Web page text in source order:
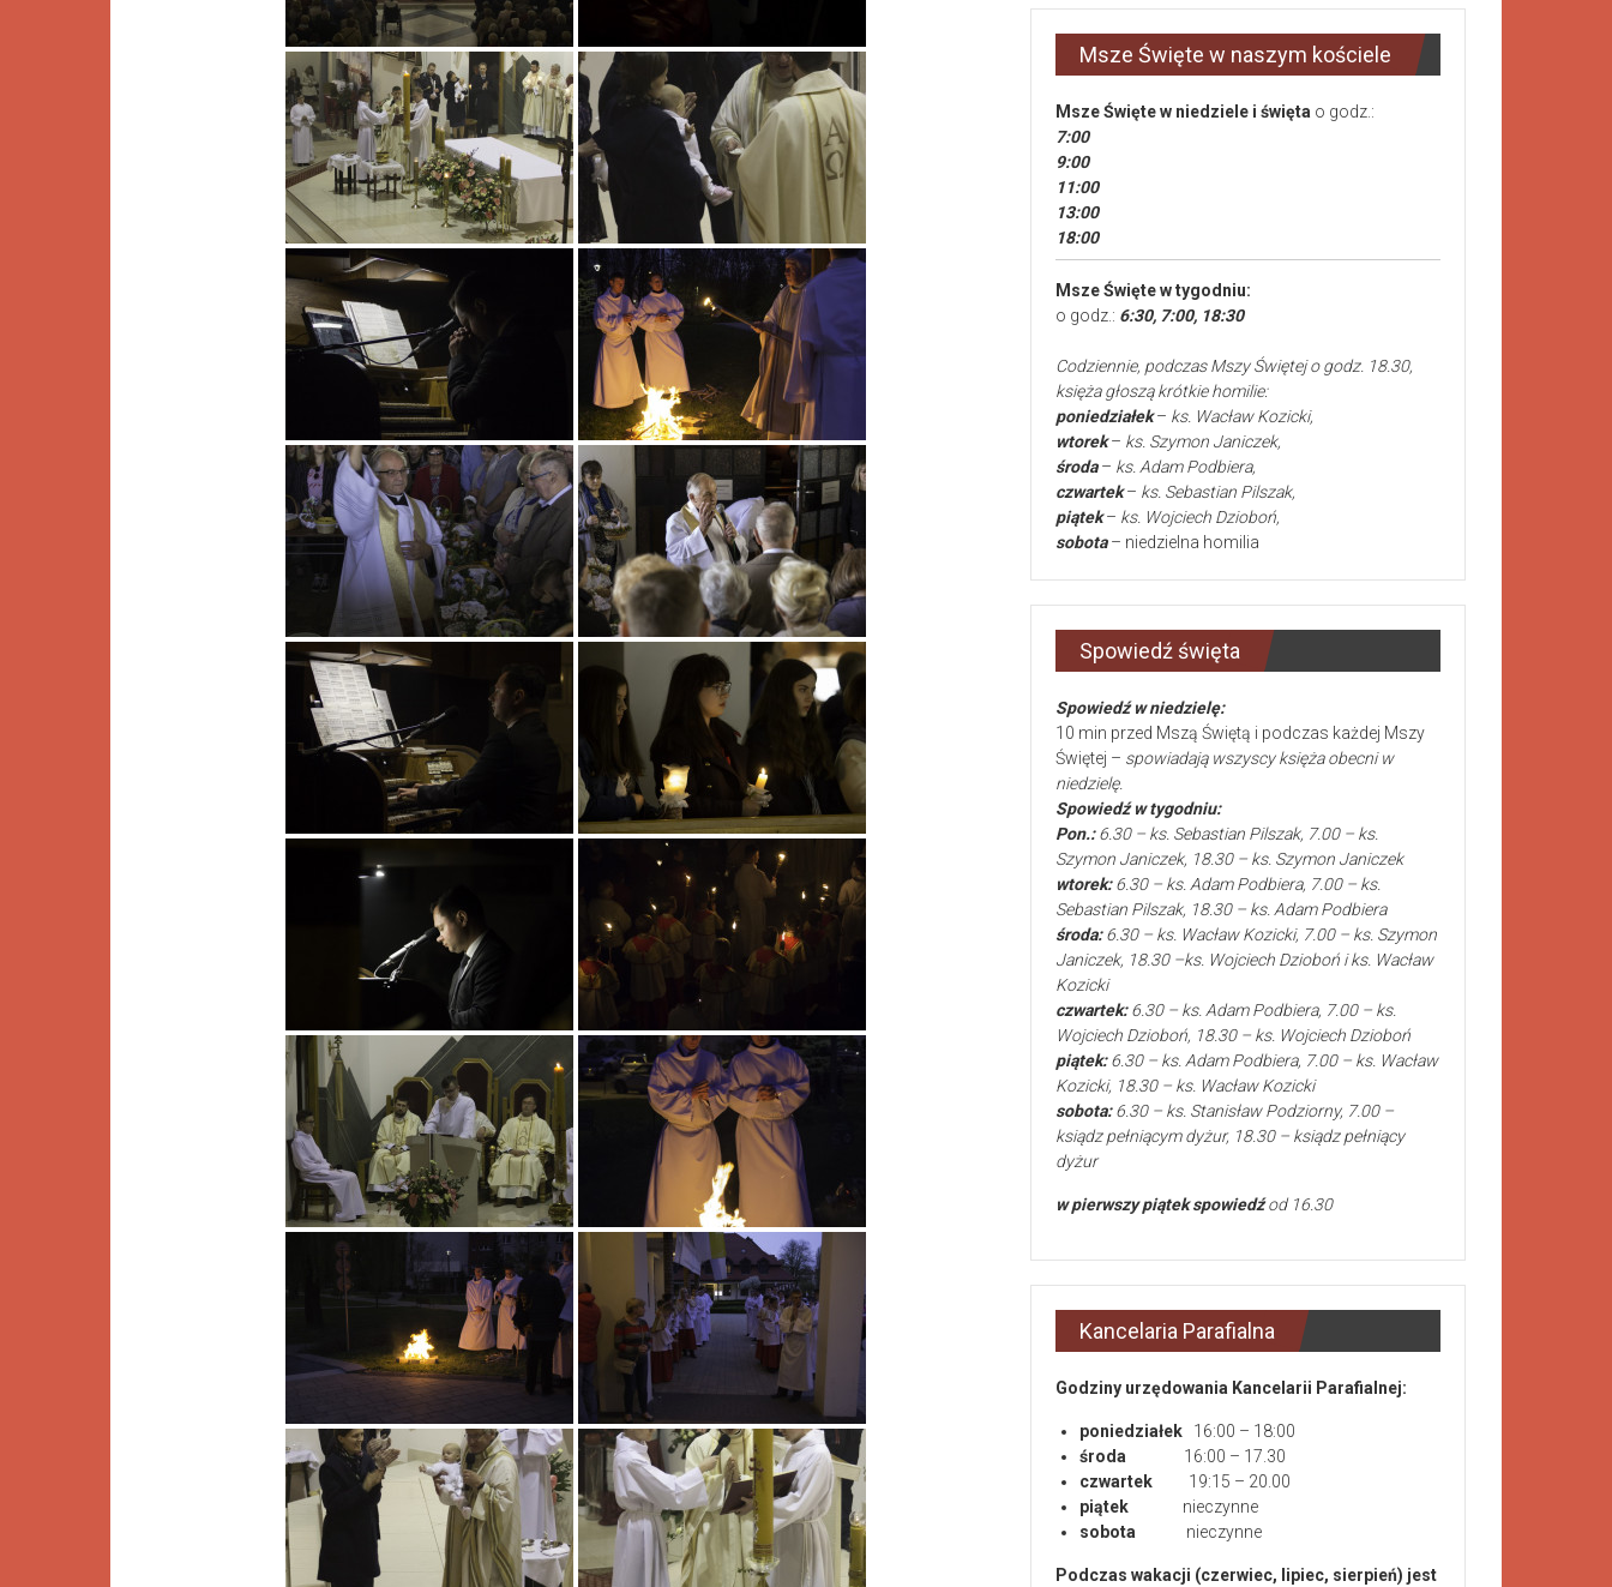
Msze Święte w naszym kościele
Msze Świętew niedziele i święta o godz.:
7:00
9:00
11:00
13:00
18:00
Msze Święte w tygodniu:
o godz.: 6:30, 7:00, 18:30
Codziennie, podczas Mszy Świętej o godz. 18.30,
księża głoszą krótkie homilie:
poniedziałek– ks. Wacław Kozicki,
wtorek– ks. Szymon Janiczek,
środa– ks. Adam Podbiera,
czwartek– ks. Sebastian Pilszak,
piątek– ks. Wojciech Dzioboń,
sobota– niedzielna homilia
Spowiedź święta
Spowiedź w niedzielę:
10 min przed Mszą Świętą i podczas każdej Mszy
Świętej – spowiadają wszyscy księża obecni w
niedzielę.
Spowiedź w tygodniu:
Pon.:6.30 – ks. Sebastian Pilszak, 7.00 – ks.
Szymon Janiczek, 18.30 – ks. Szymon Janiczek
wtorek:6.30 – ks. Adam Podbiera, 7.00 – ks.
Sebastian Pilszak, 18.30 – ks. Adam Podbiera
środa:6.30 – ks. Wacław Kozicki, 7.00 – ks. Szymon
Janiczek, 18.30 –ks. Wojciech Dzioboń i ks. Wacław
Kozicki
czwartek:6.30 – ks. Adam Podbiera, 7.00 – ks.
Wojciech Dzioboń, 18.30 – ks. Wojciech Dzioboń
piątek:6.30 – ks. Adam Podbiera, 7.00 – ks. Wacław
Kozicki, 18.30 – ks. Wacław Kozicki
sobota:6.30 – ks. Stanisław Podziorny, 7.00 –
ksiądz pełniącym dyżur, 18.30 – ksiądz pełniący
dyżur
w pierwszy piątek spowiedźod 16.30
Kancelaria Parafialna
Godziny urzędowania Kancelarii Parafialnej:
poniedziałek
16:00 – 18:00
środa
16:00 – 17.30
czwartek 19:15 – 20.00
piątek
nieczynne
sobota nieczynne
Podczas wakacji (czerwiec, lipiec, sierpień) jest